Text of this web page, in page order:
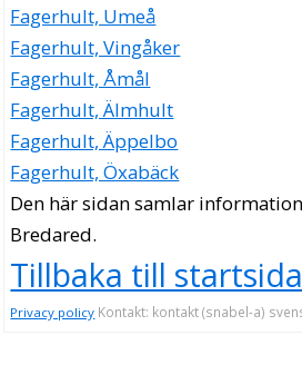
Fagerhult, Umeå
Fagerhult, Vingåker
Fagerhult, Åmål
Fagerhult, Älmhult
Fagerhult, Äppelbo
Fagerhult, Öxabäck
Den här sidan samlar
Bredared.
Tillbaka till
Privacy policy Kontakt: kontakt (snabel-a)